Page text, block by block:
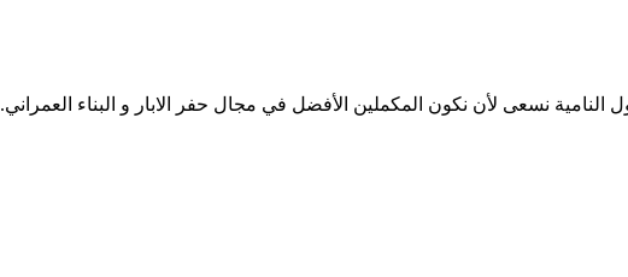
نسعى لأن نكون المكملين الأفضل في مجال حفر الابار و البناء العمراني.